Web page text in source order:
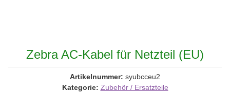
Zebra AC-Kabel für Netzteil (EU)
Artikelnummer: syubcceu2
Kategorie: Zubehör / Ersatzteile